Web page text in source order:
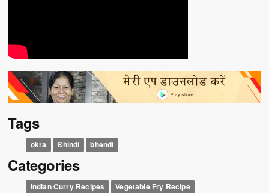
Tags
okra Bhindi bhendi
Categories
Indian Curry Recipes Vegetable Fry Recipe